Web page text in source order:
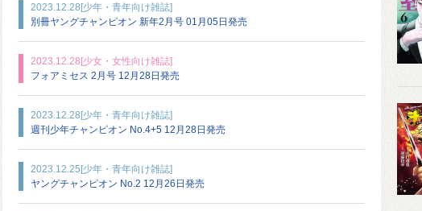
2023.12.28 [少年・青年向け雑誌]
別冊ヤングチャンピオン 新年2月号 01月05日発売
2023.12.28 [少女・女性向け雑誌]
フォアミセス 2月号 12月28日発売
2023.12.28 [少年・青年向け雑誌]
週刊少年チャンピオン No.4+5 12月28日発売
2023.12.25 [少年・青年向け雑誌]
ヤングチャンピオン No.2 12月26日発売